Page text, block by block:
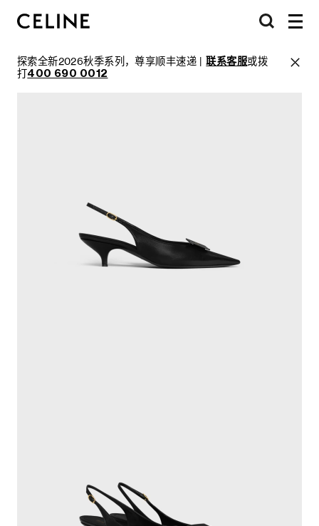
探索全新2026秋季系列，尊享顺丰速递 |联系客服或拨
打400 690 0012